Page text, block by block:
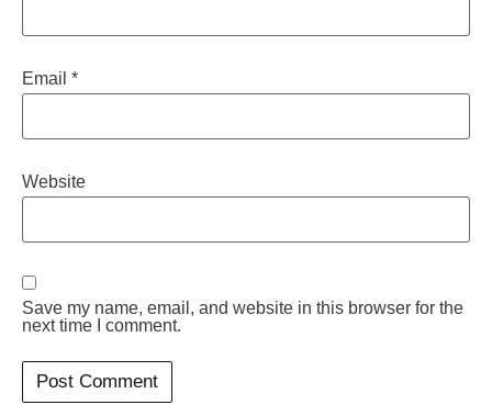
Email *
Website
Save my name, email, and website in this browser for the
next time I comment.